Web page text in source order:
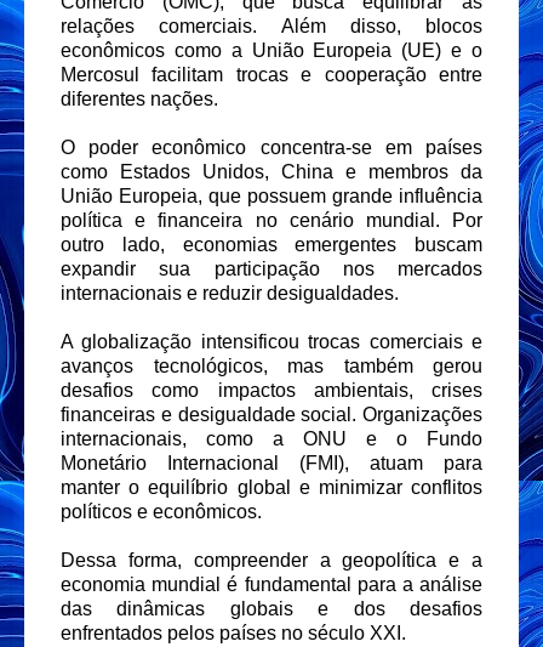
relações comerciais. Além disso, blocos
econômicos como a União Europeia (UE) e o
Mercosul facilitam trocas e cooperação entre
diferentes nações.
O poder econômico concentra-se em países
como Estados Unidos, China e membros da
União Europeia, que possuem grande influência
política e financeira no cenário mundial. Por
outro lado, economias emergentes buscam
expandir sua participação nos mercados
internacionais e reduzir desigualdades.
A globalização intensificou trocas comerciais e
avanços tecnológicos, mas também gerou
desafios como impactos ambientais, crises
financeiras e desigualdade social. Organizações
internacionais, como a ONU e o Fundo
Monetário Internacional (FMI), atuam para
manter o equilíbrio global e minimizar conflitos
políticos e econômicos.
Dessa forma, compreender a geopolítica e a
economia mundial é fundamental para a análise
das dinâmicas globais e dos desafios
enfrentados pelos países no século XXI.